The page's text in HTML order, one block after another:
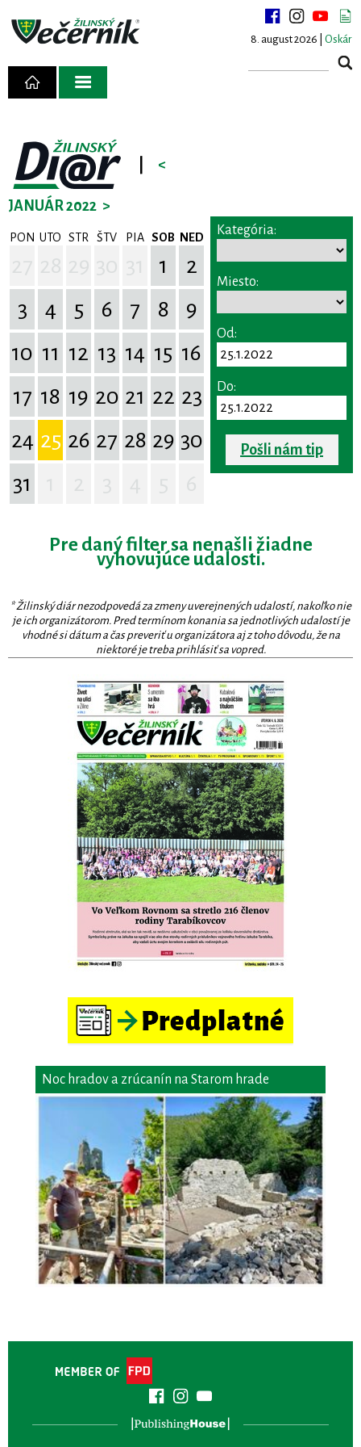
8. august 2026 | Oskár
<
JANUÁR 2022 >
PON UTO STR ŠTV PIA SOB NED
1
2
3
4 5 6 7 8
9
10 11 12 13 14 15 16
17 18 19 20 21 22 23
24 25 26 27 28 29 30
31
Kategória:
Miesto:
Od:
Do:
Pošli nám tip
Pre daný filter sa nenašli žiadne
vyhovujúce udalosti.
* Žilinský diár nezodpovedá za zmeny uverejnených udalostí, nakoľko nie
je ich organizátorom. Pred termínom konania sa jednotlivých udalostí je
vhodné si dátum a čas preveriť u organizátora aj z toho dôvodu, že na
niektoré je treba prihlásiť sa vopred.
Noc hradov a zrúcanín na Starom hrade